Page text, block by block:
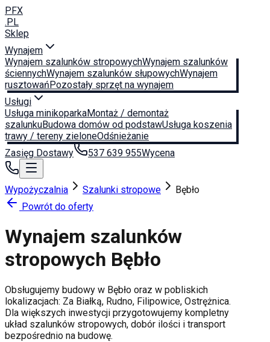
PFX
.PL
Sklep
Wynajem
Wynajem szalunków stropowychWynajem szalunków
ściennychWynajem szalunków słupowychWynajem
rusztowańPozostały sprzęt na wynajem
Usługi
Usługa minikoparkaMontaż / demontaż
szalunkuBudowa domów od podstawUsługa koszenia
trawy / tereny zieloneOdśnieżanie
Zasięg Dostawy
537 639 955Wycena
Wypożyczalnia Szalunki stropowe
Bębło
Powrót do oferty
Wynajem szalunków
stropowych Bębło
Obsługujemy budowy w Bębło oraz w pobliskich
lokalizacjach: Za Białką, Rudno, Filipowice, Ostrężnica.
Dla większych inwestycji przygotowujemy kompletny
układ szalunków stropowych, dobór ilości i transport
bezpośrednio na budowę.